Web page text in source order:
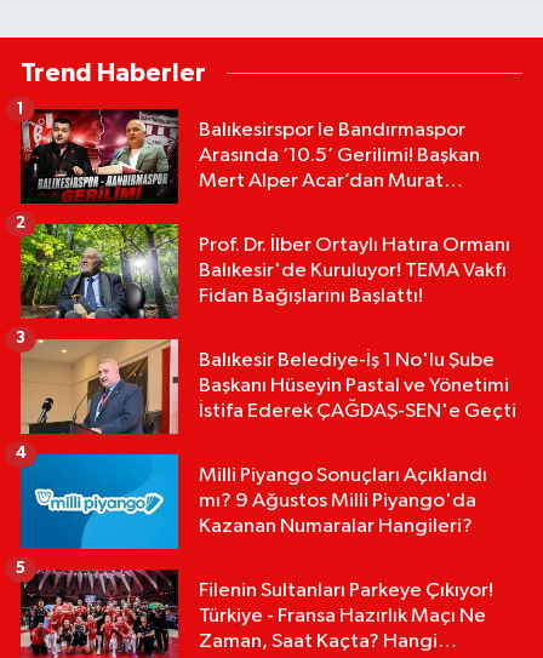
Trend Haberler
Balıkesirspor le Bandırmaspor
Arasında ‘10.5’ Gerilimi! Başkan
Mert Alper Acar’dan Murat
1
Prof. Dr. İlber Ortaylı Hatıra Ormanı
Balıkesir'de Kuruluyor! TEMA Vakfı
Fidan Bağışlarını Başlattı!
2
Balıkesir Belediye-İş 1 No'lu Şube
Başkanı Hüseyin Pastal ve Yönetimi
İstifa Ederek ÇAĞDAŞ-SEN'e Geçti
3
Milli Piyango Sonuçları Açıklandı
mı? 9 Ağustos Milli Piyango'da
Kazanan Numaralar Hangileri?
4
Filenin Sultanları Parkeye Çıkıyor!
Türkiye - Fransa Hazırlık Maçı Ne
Zaman, Saat Kaçta? Hangi
5